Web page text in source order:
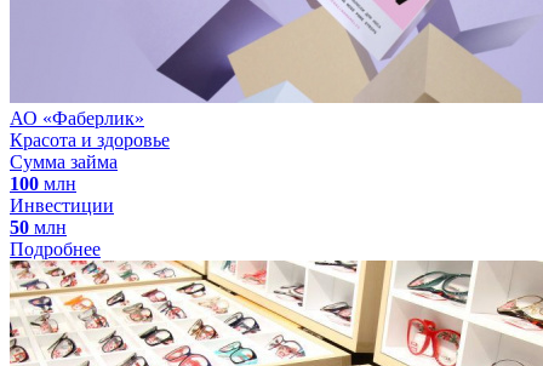
АО «Фаберлик»
Красота и здоровье
Сумма займа
100 млн
Инвестиции
50 млн
Подробнее